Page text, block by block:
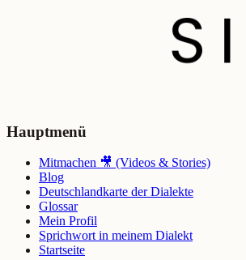
Hauptmenü
Mitmachen 🎥 (Videos & Stories)
Blog
Deutschlandkarte der Dialekte
Glossar
Mein Profil
Sprichwort in meinem Dialekt
Startseite